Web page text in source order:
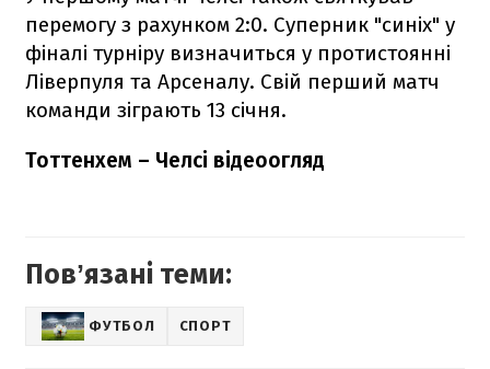
перемогу з рахунком 2:0. Суперник "синіх" у
фіналі турніру визначиться у протистоянні
Ліверпуля та Арсеналу. Свій перший матч
команди зіграють 13 січня.
Тоттенхем – Челсі відеоогляд
Повʼязані теми:
ФУТБОЛ СПОРТ